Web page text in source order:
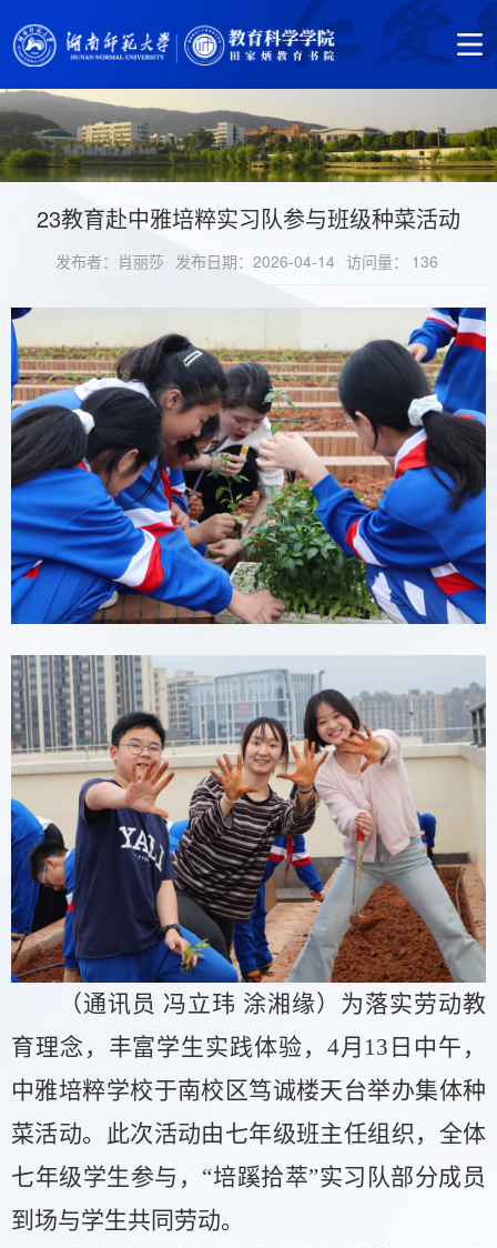
23教育赴中雅培粹实习队参与班级种菜活动
发布者：肖丽莎 发布日期：2026-04-14 访问量： 136
（通讯员 冯立玮 涂湘缘）为落实劳动教
育理念，丰富学生实践体验， 4月13日中午，
中雅培粹学校于南校区笃诚楼天台举办集体种
菜活动。此次活动由七年级班主任组织，全体
七年级学生参与，“培蹊拾萃”实习队部分成员
到场与学生共同劳动。